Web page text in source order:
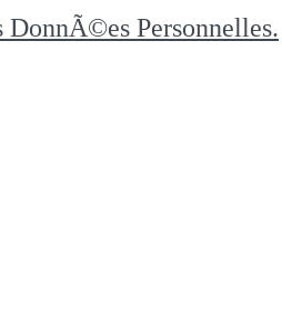
DonnÃ©es Personnelles.